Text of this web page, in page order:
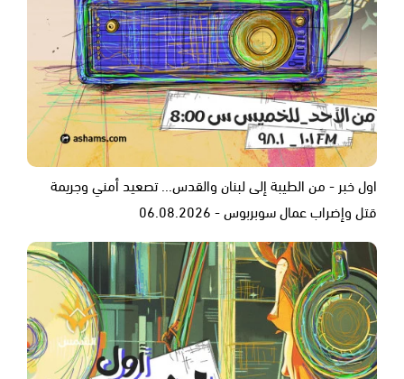
اول خبر - من الطيبة إلى لبنان والقدس... تصعيد أمني وجريمة
قتل وإضراب عمال سوبربوس - 06.08.2026